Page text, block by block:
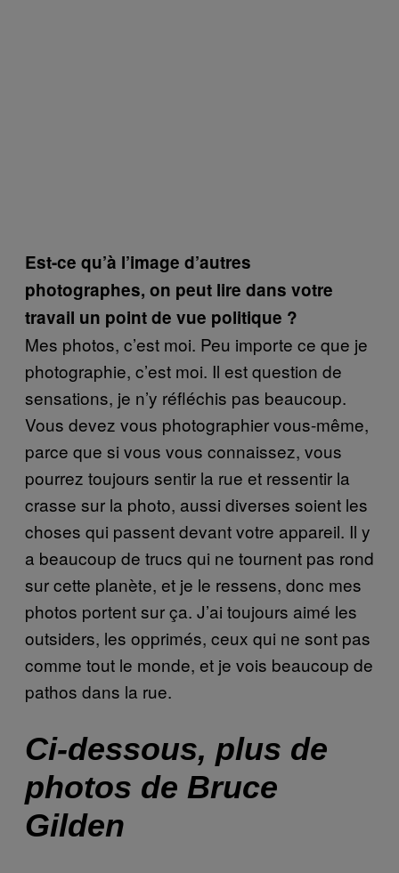
Est-ce qu’à l’image d’autres
photographes, on peut lire dans votre
travail un point de vue politique ?
Mes photos, c’est moi. Peu importe ce que je
photographie, c’est moi. Il est question de
sensations, je n’y réfléchis pas beaucoup.
Vous devez vous photographier vous-même,
parce que si vous vous connaissez, vous
pourrez toujours sentir la rue et ressentir la
crasse sur la photo, aussi diverses soient les
choses qui passent devant votre appareil. Il y
a beaucoup de trucs qui ne tournent pas rond
sur cette planète, et je le ressens, donc mes
photos portent sur ça. J’ai toujours aimé les
outsiders, les opprimés, ceux qui ne sont pas
comme tout le monde, et je vois beaucoup de
pathos dans la rue.
Ci-dessous, plus de
photos de Bruce
Gilden